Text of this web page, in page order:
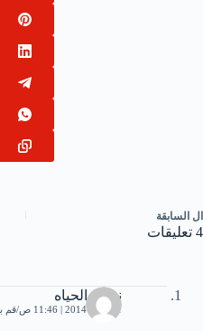
ال السابقة
4 تعليقات
نسيم الحياه
1 أبريل، 2014 | 11:46 ص قم